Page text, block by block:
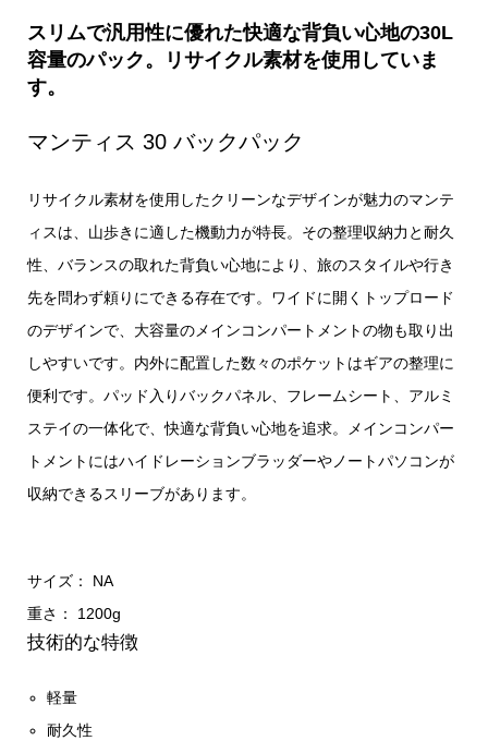
スリムで汎用性に優れた快適な背負い心地の30L
容量のパック。リサイクル素材を使用していま
す。
マンティス 30 バックパック
リサイクル素材を使用したクリーンなデザインが魅力のマンテ
ィスは、山歩きに適した機動力が特長。その整理収納力と耐久
性、バランスの取れた背負い心地により、旅のスタイルや行き
先を問わず頼りにできる存在です。ワイドに開くトップロード
のデザインで、大容量のメインコンパートメントの物も取り出
しやすいです。内外に配置した数々のポケットはギアの整理に
便利です。パッド入りバックパネル、フレームシート、アルミ
ステイの一体化で、快適な背負い心地を追求。メインコンパー
トメントにはハイドレーションブラッダーやノートパソコンが
収納できるスリーブがあります。
サイズ： NA
重さ： 1200g
技術的な特徴
軽量
耐久性